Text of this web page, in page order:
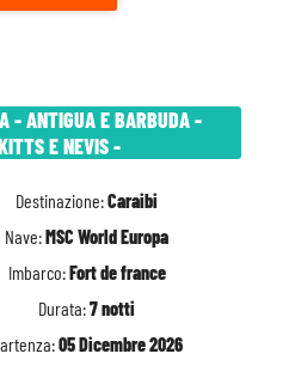
- ANTIGUA E BARBUDA -
E NEVIS -
Destinazione:Caraibi
Nave:MSC World Europa
Imbarco:Fort de france
Durata:7 notti
05 Dicembre 2026